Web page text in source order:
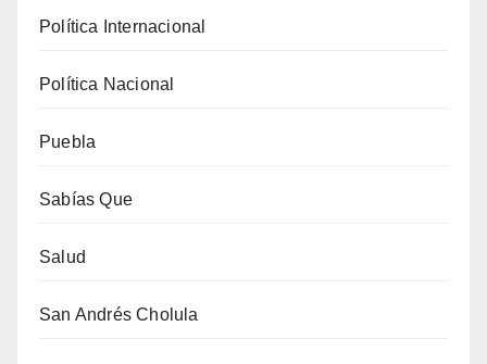
Política Internacional
Política Nacional
Puebla
Sabías Que
Salud
San Andrés Cholula